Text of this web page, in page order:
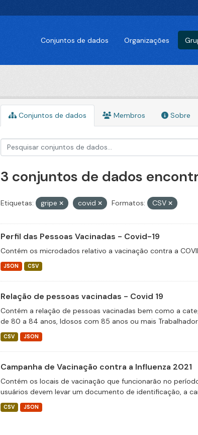
Conjuntos de dados Organizações
Conjuntos de dados Membros Sobre
3 conjuntos de dados
Etiquetas: gripe covid Formatos: CSV
Perfil das Pessoas Vacinadas - Covid-19
Contém os microdados relativo a vacinação contra a
JSON CSV
Relação de pessoas vacinadas - Covid 19
Contém a relação de pessoas vacinadas bem como a
de 80 a 84 anos, Idosos com 85 anos ou mais
CSV JSON
Campanha de Vacinação contra a Influenza 2021
Contém os locais de vacinação que funcionarão no
usuários devem levar um documento de identificação, a
CSV JSON